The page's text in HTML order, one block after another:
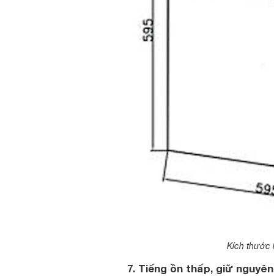
Kích thước
7. Tiếng ồn thấp, giữ